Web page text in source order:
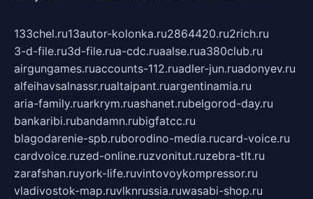
133chel.ru13autor-kolonka.ru2864420.ru2rich.ru
3-d-file.ru3d-file.rua-cdc.ruaalse.rua380club.ru
airgungames.ruaccounts-112.ruadler-jun.ruadonyev.ru
alfeihavsalnassr.rualtaipant.ruargentinamia.ru
aria-family.ruarkrym.ruashanet.rubelgorod-day.ru
bankaribi.rubandamn.rubigfatcc.ru
blagodarenie-spb.ruborodino-media.rucard-voice.ru
cardvoice.ruzed-online.ruzvonitut.ruzebra-tlt.ru
zarafshan.ruyork-life.ruvintovoykompressor.ru
vladivostok-map.ruvlknrussia.ruwasabi-shop.ru